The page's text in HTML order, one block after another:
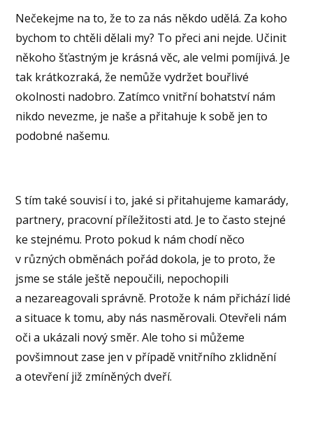
Nečekejme na to, že to za nás někdo udělá. Za koho
bychom to chtěli dělali my? To přeci ani nejde. Učinit
někoho šťastným je krásná věc, ale velmi pomíjivá. Je
tak krátkozraká, že nemůže vydržet bouřlivé
okolnosti nadobro. Zatímco vnitřní bohatství nám
nikdo nevezme, je naše a přitahuje k sobě jen to
podobné našemu.
S tím také souvisí i to, jaké si přitahujeme kamarády,
partnery, pracovní příležitosti atd. Je to často stejné
ke stejnému. Proto pokud k nám chodí něco
v různých obměnách pořád dokola, je to proto, že
jsme se stále ještě nepoučili, nepochopili
a nezareagovali správně. Protože k nám přichází lidé
a situace k tomu, aby nás nasměrovali. Otevřeli nám
oči a ukázali nový směr. Ale toho si můžeme
povšimnout zase jen v případě vnitřního zklidnění
a otevření již zmíněných dveří.